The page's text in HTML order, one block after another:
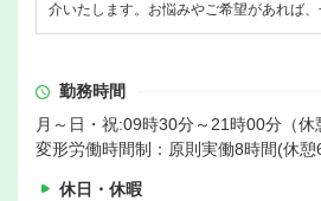
介いたします。お悩みやご希望があれば
勤務時間
月～日・祝:09時30分～21時00分（休
変形労働時間制：原則実働8時間(休
休日・休暇